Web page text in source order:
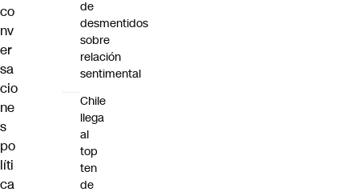
co
nv
er
sa
cio
ne
s
po
líti
ca
de
desmentidos
sobre
relación
sentimental
Chile
llega
al
top
ten
de